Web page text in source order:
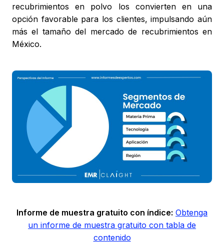
recubrimientos en polvo los convierten en una
opción favorable para los clientes, impulsando aún
más el tamaño del mercado de recubrimientos en
México.
Informe de muestra gratuito con índice: Obtenga
un informe de muestra gratuito con tabla de
contenido